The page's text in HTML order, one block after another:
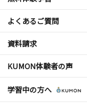
よくあるご質問
資料請求
KUMON体験者の声
学習中の方へ